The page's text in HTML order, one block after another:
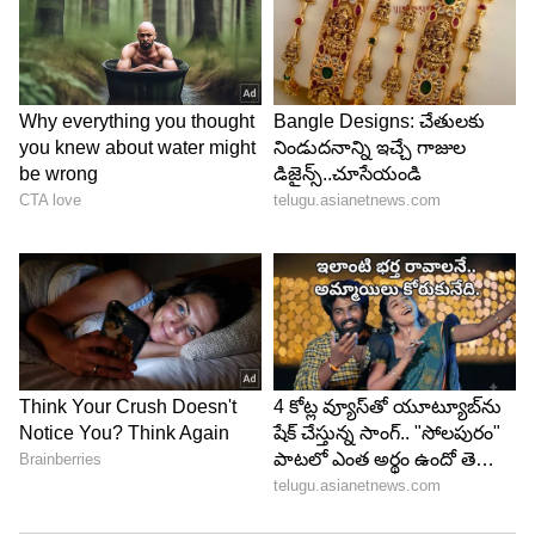
Image Credit :Our Own
అసలు నిజం ఇదీ
చూడటానికి స్పీడ్, పవర్ పెట్రోల్స్ సూపర్ అనిపించినా,
అసలు ట్విస్ట్ ఇక్కడే ఉంది. ఇండియాలో ఉండే చాలా
సాధారణ కార్లు 87 ఆక్టేన్ ఇంధనంతో నడిచేలా డిజైన్
ఆక్టేన్ పెట్రోల్ పోస్తే.. మైలేజ్ గానీ, పర్‌ఫార్మెన్స్ గానీ అస్సలు
పెరగదు. పైగా లాంగ్ రన్‌లో ఇంజిన్ దెబ్బతినే ఛాన్స్ ఉందని
చాలా మంది కార్ల తయారీదారులు హెచ్చరిస్తున్నారు. కాబట్టి
మీ కారు మ్యాన్యువల్ బుక్ చూసి, అందులో రికమండ్
చేసిన ఆక్టేన్ లెవెల్ పెట్రోల్ మాత్రమే వాడటం మంచింది.
బిఎమ్‌డబ్ల్యూ, ఆడి లాంటి లగ్జరీ, హై పర్‌ఫార్మెన్స్ కార్లు
ఉన్నవాళ్లు మాత్రమే ఇలాంటి ప్రీమియం పెట్రోల్ వాడటం